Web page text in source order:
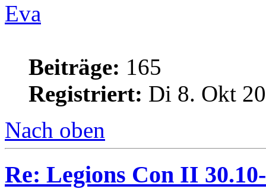
Eva
Beiträge: 165
Registriert: Di 8. Okt
Nach oben
Re: Legions Con II